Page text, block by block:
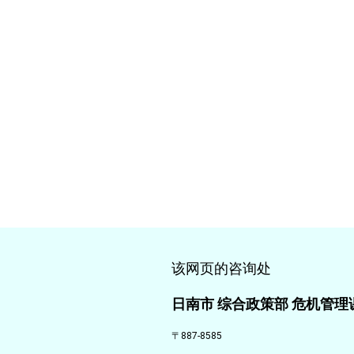
该网页的咨询处
日南市 综合政策部 危机管理
〒887-8585